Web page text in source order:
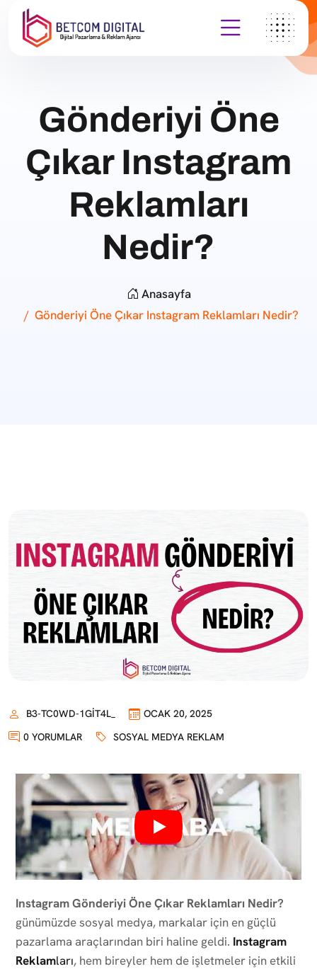
Gönderiyi Öne
Çıkar Instagram
Reklamları
Nedir?
Anasayfa
Gönderiyi Öne Çıkar Instagram Reklamları Nedir?
B3-TC0WD-1GIT4L_
OCAK 20, 2025
0 YORUMLAR
SOSYAL MEDYA REKLAM
Instagram Gönderiyi Öne Çıkar Reklamları Nedir?
günümüzde sosyal medya, markalar için en güçlü
pazarlama araçlarından biri haline geldi. Instagram
Reklamları, hem bireyler hem de işletmeler için etkili